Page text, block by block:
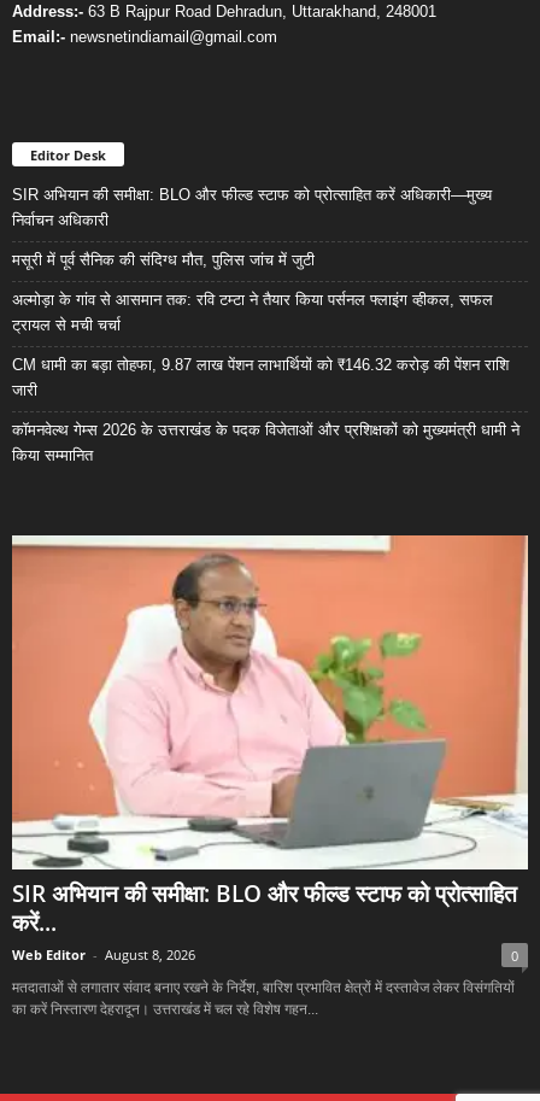
Address:- 63 B Rajpur Road Dehradun, Uttarakhand, 248001
Email:- newsnetindiamail@gmail.com
Editor Desk
SIR अभियान की समीक्षा: BLO और फील्ड स्टाफ को प्रोत्साहित करें अधिकारी—मुख्य
निर्वाचन अधिकारी
मसूरी में पूर्व सैनिक की संदिग्ध मौत, पुलिस जांच में जुटी
अल्मोड़ा के गांव से आसमान तक: रवि टम्टा ने तैयार किया पर्सनल फ्लाइंग व्हीकल, सफल
ट्रायल से मची चर्चा
CM धामी का बड़ा तोहफा, 9.87 लाख पेंशन लाभार्थियों को ₹146.32 करोड़ की पेंशन राशि
जारी
कॉमनवेल्थ गेम्स 2026 के उत्तराखंड के पदक विजेताओं और प्रशिक्षकों को मुख्यमंत्री धामी ने
किया सम्मानित
SIR अभियान की समीक्षा: BLO और फील्ड स्टाफ को प्रोत्साहित
करें...
Web Editor - August 8, 2026 0
मतदाताओं से लगातार संवाद बनाए रखने के निर्देश, बारिश प्रभावित क्षेत्रों में दस्तावेज लेकर विसंगतियों
का करें निस्तारण देहरादून। उत्तराखंड में चल रहे विशेष गहन...